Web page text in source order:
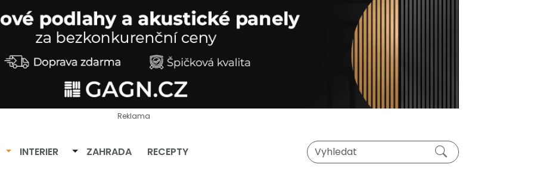
Reklama
Přepnout dropdown
INTERIER Přepnout dropdown
ZAHRADA RECEPTY